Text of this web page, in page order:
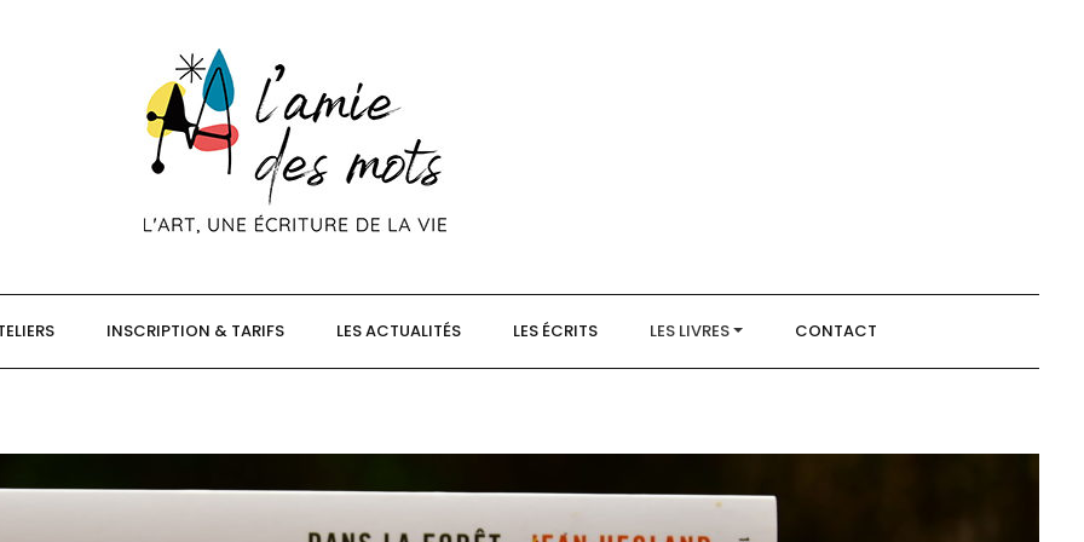
INSCRIPTION & TARIFS LES ACTUALITÉS LES ÉCRITS LES LIVRES CONTACT